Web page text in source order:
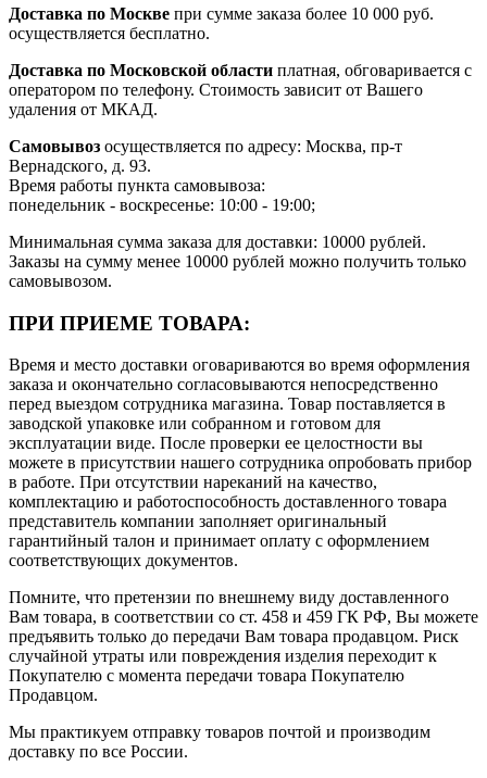
Доставка по Москве при сумме заказа более 10 000 руб.
осуществляется бесплатно.
Доставка по Московской области платная, обговаривается с
оператором по телефону. Стоимость зависит от Вашего
удаления от МКАД.
Самовывоз осуществляется по адресу: Москва, пр-т
Вернадского, д. 93.
Время работы пункта самовывоза:
понедельник - воскресенье: 10:00 - 19:00;
Минимальная сумма заказа для доставки: 10000 рублей.
Заказы на сумму менее 10000 рублей можно получить только
самовывозом.
ПРИ ПРИЕМЕ ТОВАРА:
Время и место доставки оговариваются во время оформления
заказа и окончательно согласовываются непосредственно
перед выездом сотрудника магазина. Товар поставляется в
заводской упаковке или собранном и готовом для
эксплуатации виде. После проверки ее целостности вы
можете в присутствии нашего сотрудника опробовать прибор
в работе. При отсутствии нареканий на качество,
комплектацию и работоспособность доставленного товара
представитель компании заполняет оригинальный
гарантийный талон и принимает оплату с оформлением
соответствующих документов.
Помните, что претензии по внешнему виду доставленного
Вам товара, в соответствии со ст. 458 и 459 ГК РФ, Вы можете
предъявить только до передачи Вам товара продавцом. Риск
случайной утраты или повреждения изделия переходит к
Покупателю с момента передачи товара Покупателю
Продавцом.
Мы практикуем отправку товаров почтой и производим
доставку по все России.